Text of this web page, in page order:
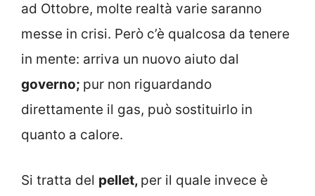
ad Ottobre, molte realtà varie saranno
messe in crisi. Però c’è qualcosa da tenere
in mente: arriva un nuovo aiuto dal
governo; pur non riguardando
direttamente il gas, può sostituirlo in
quanto a calore.
Si tratta del pellet, per il quale invece è